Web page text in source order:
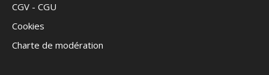
CGV - CGU
Cookies
Charte de modération